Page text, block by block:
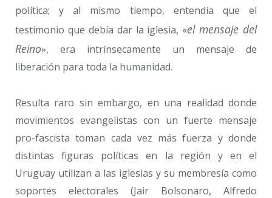
política; y al mismo tiempo, entendía que el
testimonio que debía dar la iglesia, «el mensaje del
Reino», era intrínsecamente un mensaje de
liberación para toda la humanidad.
Resulta raro sin embargo, en una realidad donde
movimientos evangelistas con un fuerte mensaje
pro-fascista toman cada vez más fuerza y donde
distintas figuras políticas en la región y en el
Uruguay utilizan a las iglesias y su membresía como
soportes electorales (Jair Bolsonaro, Alfredo